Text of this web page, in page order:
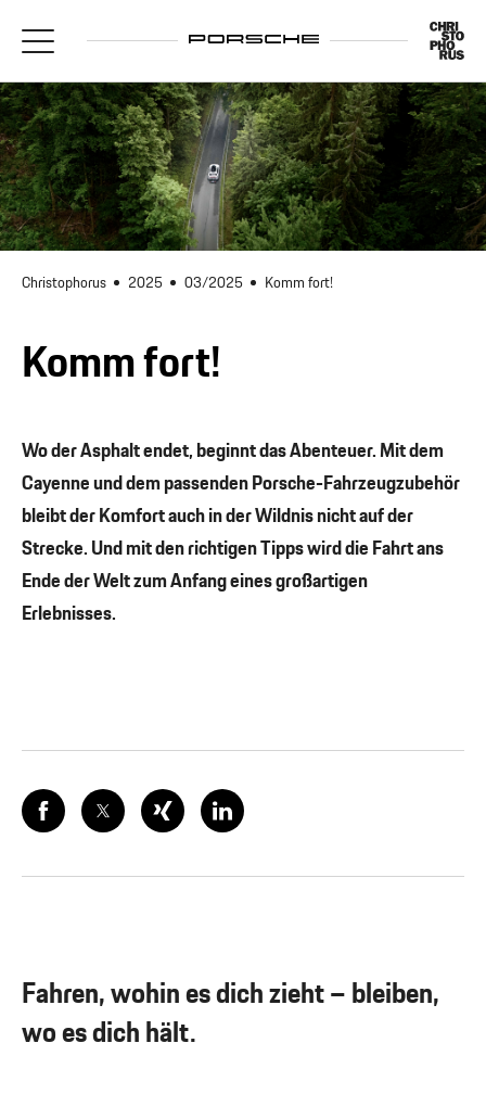
Christophorus 2025 03/2025 Komm fort!
Komm fort!
Wo der Asphalt endet, beginnt das Abenteuer. Mit dem
Cayenne und dem passenden Porsche-Fahrzeugzubehör
bleibt der Komfort auch in der Wildnis nicht auf der
Strecke. Und mit den richtigen Tipps wird die Fahrt ans
Ende der Welt zum Anfang eines großartigen
Erlebnisses.
Fahren, wohin es dich zieht – bleiben,
wo es dich hält.